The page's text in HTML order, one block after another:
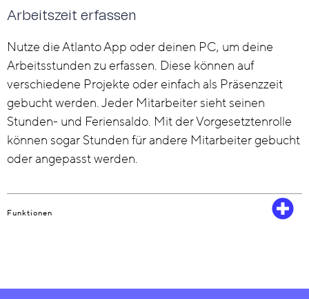
Arbeitszeit erfassen
Nutze die Atlanto App oder deinen PC, um deine
Arbeitsstunden zu erfassen. Diese können auf
verschiedene Projekte oder einfach als Präsenzzeit
gebucht werden. Jeder Mitarbeiter sieht seinen
Stunden- und Feriensaldo. Mit der Vorgesetztenrolle
können sogar Stunden für andere Mitarbeiter gebucht
oder angepasst werden.
Funktionen